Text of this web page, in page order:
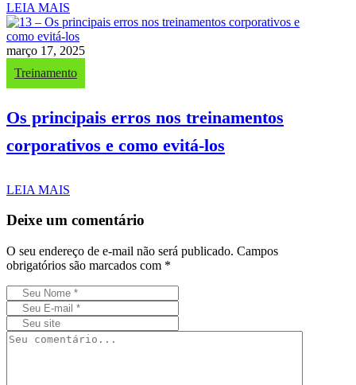
LEIA MAIS
março 17, 2025
Treinamento
Os principais erros nos treinamentos
corporativos e como evitá-los
LEIA MAIS
Deixe um comentário
O seu endereço de e-mail não será publicado. Campos
obrigatórios são marcados com *